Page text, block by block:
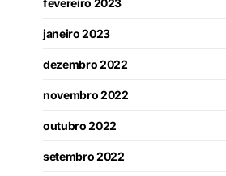
fevereiro 2023
janeiro 2023
dezembro 2022
novembro 2022
outubro 2022
setembro 2022